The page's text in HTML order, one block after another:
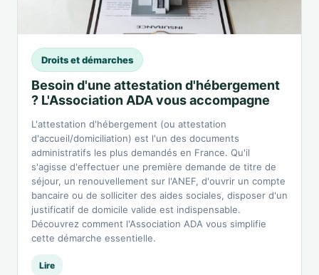
Droits et démarches
Besoin d'une attestation d'hébergement
? L'Association ADA vous accompagne
L'attestation d'hébergement (ou attestation
d'accueil/domiciliation) est l'un des documents
administratifs les plus demandés en France. Qu'il
s'agisse d'effectuer une première demande de titre de
séjour, un renouvellement sur l'ANEF, d'ouvrir un compte
bancaire ou de solliciter des aides sociales, disposer d'un
justificatif de domicile valide est indispensable.
Découvrez comment l'Association ADA vous simplifie
cette démarche essentielle.
Lire